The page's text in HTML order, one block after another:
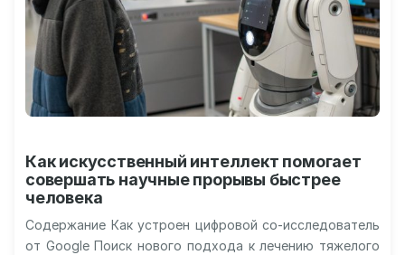
Как искусственный интеллект помогает
совершать научные прорывы быстрее
человека
Содержание Как устроен цифровой со-исследователь
от Google Поиск нового подхода к лечению тяжелого